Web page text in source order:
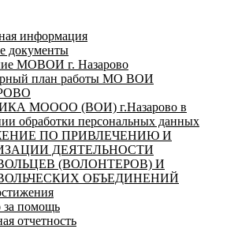
информация
документы
МОВОИ г. Назарово
план работы МО ВОИ
МОООО (ВОИ) г.Назарово в
обработки персональных данных
ПО ПРИВЛЕЧЕНИЮ И
ДЕЯТЕЛЬНОСТИ
(ВОЛОНТЕРОВ) И
ОБЪЕДИНЕНИЙ
за помощь
отчетность